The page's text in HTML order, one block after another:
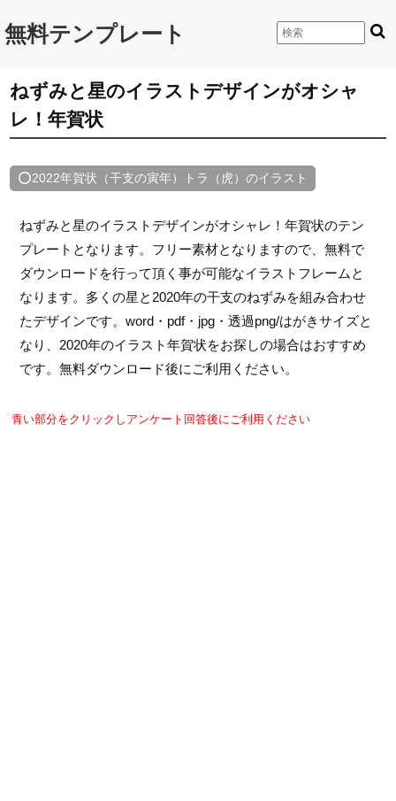
無料テンプレート
ねずみと星のイラストデザインがオシャ
レ！年賀状
⭕2022年賀状（干支の寅年）トラ（虎）のイラスト
ねずみと星のイラストデザインがオシャレ！年賀状のテン
プレートとなります。フリー素材となりますので、無料で
ダウンロードを行って頂く事が可能なイラストフレームと
なります。多くの星と2020年の干支のねずみを組み合わせ
たデザインです。word・pdf・jpg・透過png/はがきサイズと
なり、2020年のイラスト年賀状をお探しの場合はおすすめ
です。無料ダウンロード後にご利用ください。
青い部分をクリックしアンケート回答後にご利用ください